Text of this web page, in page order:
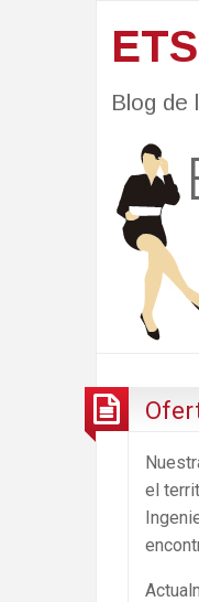
Blog de
el